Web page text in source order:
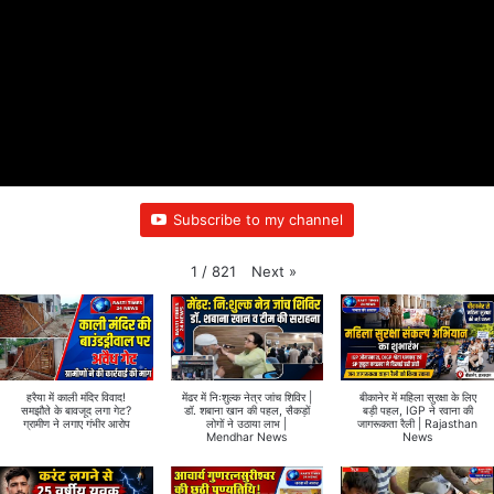
Subscribe to my channel
1 / 821 Next »
हरैया में काली मंदिर विवाद!
समझौते के बावजूद लगा गेट?
ग्रामीण ने लगाए गंभीर आरोप
मेंढर में निःशुल्क नेत्र जांच शिविर |
डॉ. शबाना खान की पहल, सैकड़ों
लोगों ने उठाया लाभ |
Mendhar News
बीकानेर में महिला सुरक्षा के लिए
बड़ी पहल, IGP ने रवाना की
जागरूकता रैली | Rajasthan
News